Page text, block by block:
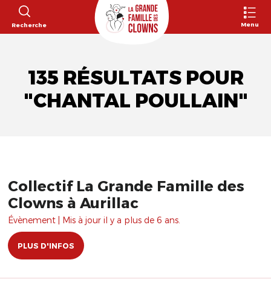
Recherche Menu
135 RÉSULTATS POUR
"CHANTAL POULLAIN"
Collectif La Grande Famille des
Clowns à Aurillac
Évènement | Mis à jour il y a plus de 6 ans.
PLUS D'INFOS